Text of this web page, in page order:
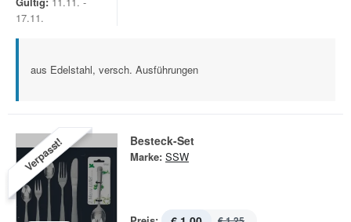
17.11.
aus Edelstahl, versch. Ausführungen
Verpasst! Besteck-Set
Marke: SSW